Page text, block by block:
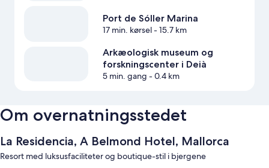
Port de Sóller Marina
17 min. kørsel- 15.7 km
Arkæologisk museum og
forskningscenter i Deià
5 min. gang - 0.4 km
Om overnatningsstedet
La Residencia, A Belmond Hotel, Mallorca
Resort med luksusfaciliteter og boutique-stil i bjergene